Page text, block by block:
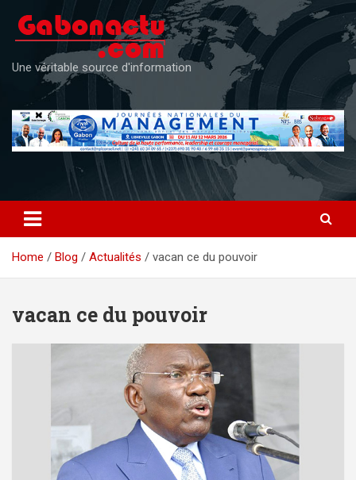
content
Une véritable source d'information
Home Blog Actualités vacan ce du pouvoir
vacan ce du pouvoir